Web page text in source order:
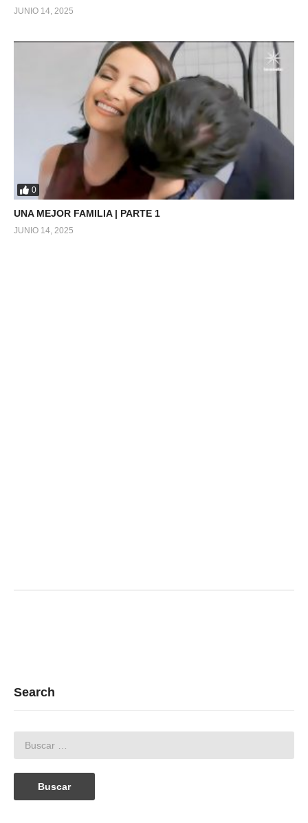
JUNIO 14, 2025
0
UNA MEJOR FAMILIA | PARTE 1
JUNIO 14, 2025
Search